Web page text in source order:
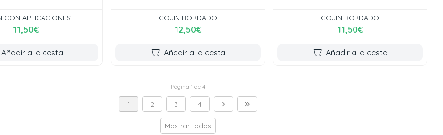
CON APLICACIONES
11,50€
Añadir a la cesta
COJIN BORDADO
12,50€
Añadir a la cesta
COJIN BORDADO
11,50€
Añadir a la cesta
Página 1 de 4
1 2 3 4
Mostrar todos